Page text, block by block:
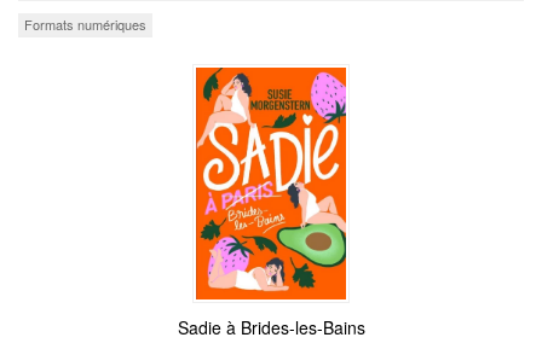
Formats numériques
Sadie à Brides-les-Bains